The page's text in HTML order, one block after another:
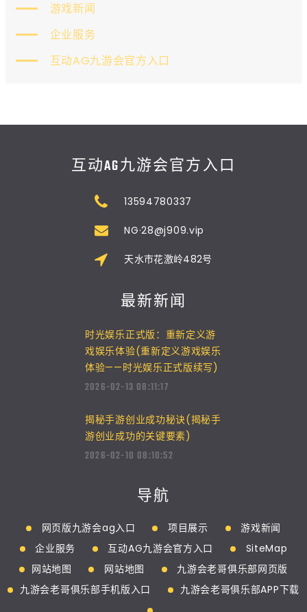
游戏新闻
企业服务
互动AG九游会官方入口
互动AG九游会官方入口
13594780337
NG·28@j909.vip
天水市花激岭482号
最新新闻
时光娱乐正式版：重新定义游
戏娱乐体验(重新定义游戏娱乐
体验——时光娱乐正式版续写)
2026-02-13 08:11:17
揭秘手游创业成功秘诀(揭秘手
游创业成功的关键要素)
2026-02-10 08:10:52
导航
网页版九游会ag入口 项目展示
游戏新闻
企业服务
互动AG九游会官方入口
SiteMap
网站地图
网站地图
九游会老哥俱乐部网页版
九游会老哥俱乐部手机版入口
九游会老哥俱乐部APP下载